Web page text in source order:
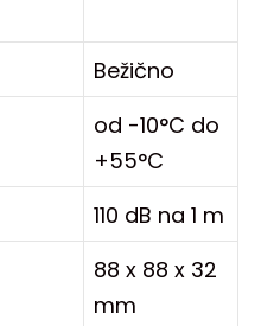
Bežično
od -10°C do
+55°C
110 dB na 1 m
88 x 88 x 32
mm